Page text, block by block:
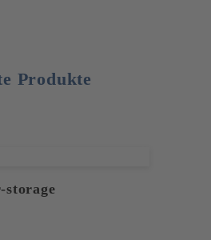
Produkte
storage